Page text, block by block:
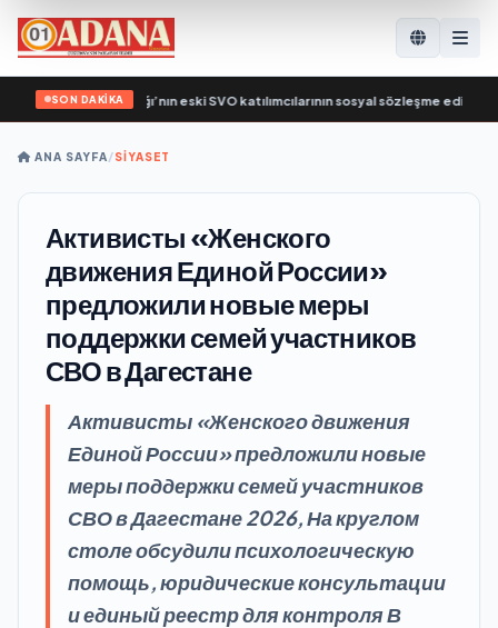
SON DAKİKA
Bakanlığı’nın eski SVO katılımcılarının sosyal sözleşme edinme
ANA SAYFA/SİYASET
Активисты «Женского
движения Единой России»
предложили новые меры
поддержки семей участников
СВО в Дагестане
Активисты «Женского движения
Единой России» предложили новые
меры поддержки семей участников
СВО в Дагестане 2026, На круглом
столе обсудили психологическую
помощь, юридические консультации
и единый реестр для контроля В